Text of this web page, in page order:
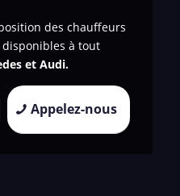
des chauffeurs
à tout
et Audi.
Appelez-nous